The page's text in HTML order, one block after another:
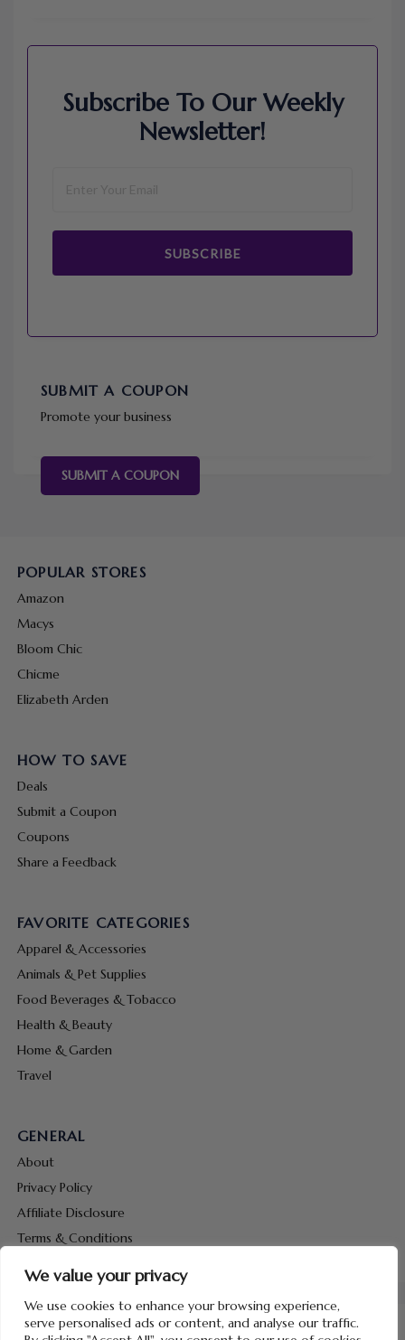
We value your privacy
We use cookies to enhance your browsing experience,
serve personalised ads or content, and analyse our traffic.
Subscribe To Our Weekly
Newsletter!
SUBSCRIBE
SUBMIT A COUPON
Promote your business
SUBMIT A COUPON
POPULAR STORES
Amazon
Macys
Bloom Chic
Chicme
Elizabeth Arden
HOW TO SAVE
Deals
Submit a Coupon
Coupons
Share a Feedback
FAVORITE CATEGORIES
Apparel & Accessories
Animals & Pet Supplies
Food Beverages & Tobacco
Health & Beauty
Home & Garden
Travel
GENERAL
About
Privacy Policy
Affiliate Disclosure
Terms & Conditions